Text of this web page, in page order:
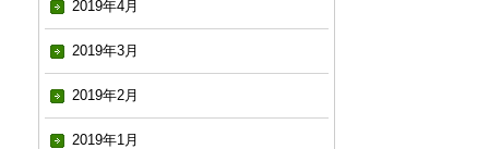
2019年4月
2019年3月
2019年2月
2019年1月